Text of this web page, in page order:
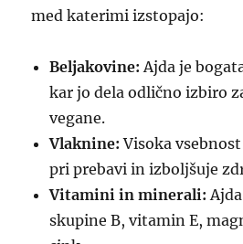
med katerimi izstopajo:
Beljakovine: Ajda je
kar jo dela odlično izbiro
vegane.
Vlaknine: Visoka
pri prebavi in izboljšuje
Vitamini in minerali:
skupine B, vitamin E,